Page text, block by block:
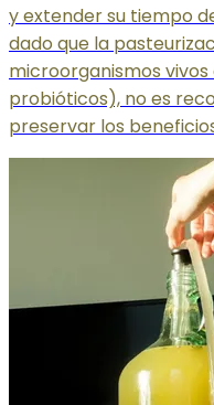
y extender su tiempo
dado que la
microorganismos
probióticos), no es
preservar los